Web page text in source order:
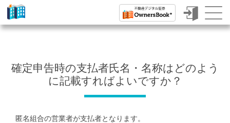
ク
ウ
ド
ァ
確定申告時の支払者氏名・名称はどのよう
に記載すればよいですか？
匿名組合の営業者が支払者となります。